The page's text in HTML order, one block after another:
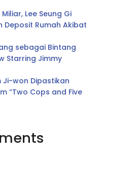
Lee Seung Gi
Deposit Rumah Akibat
sebagai Bintang
Starring Jimmy
Ji-won Dipastikan
“Two Cops and Five